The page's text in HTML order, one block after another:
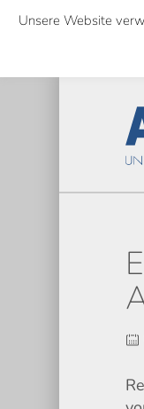
Skip
content
Unsere Website